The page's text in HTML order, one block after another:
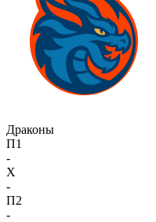
Драконы
П1
-
X
-
П2
-